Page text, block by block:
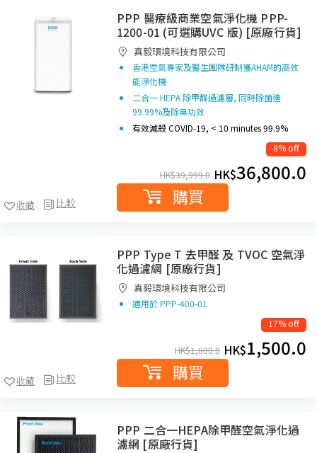
比較
收藏
PPP 醫療級商業空氣淨化機 PPP-
1200-01 (可選購UVC 版) [原廠行貨]
真毅環境科技有限公司
香港空氣專家及醫生團隊研制獲AHAM的高效
能淨化機
二合一 HEPA 除甲醛過濾層, 同時除菌達
99.99%及除臭功效
有效滅殺 COVID-19, < 10 minutes 99.9%
8% off
HK$39,999.0 HK$36,800.0
購買
比較
收藏
PPP Type T 去甲醛 及 TVOC 空氣淨
化過濾網 [原廠行貨]
真毅環境科技有限公司
適用於 PPP-400-01
17% off
HK$1,800.0 HK$1,500.0
購買
PPP 二合一HEPA除甲醛空氣淨化過
濾網 [原廠行貨]